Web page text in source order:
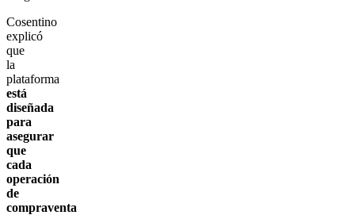
Cosentino
explicó
que
la
plataforma
está
diseñada
para
asegurar
que
cada
operación
de
compraventa